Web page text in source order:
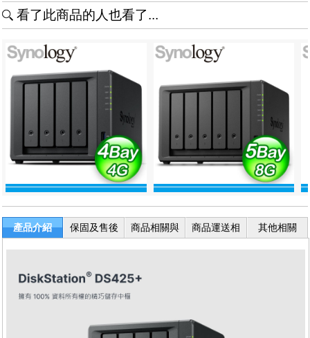
看了此商品的人也看了...
產品介紹
保固及售後
服務
商品相關與
退換貨
商品運送相
關
其他相關